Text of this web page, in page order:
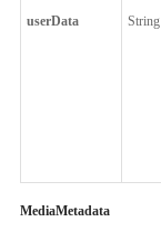
userData String
MediaMetadata